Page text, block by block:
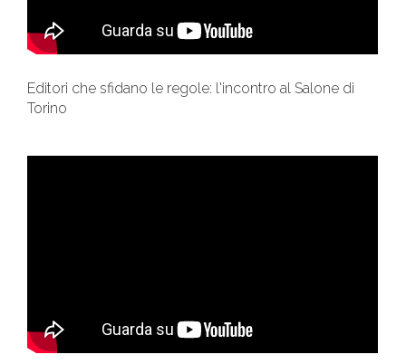
Editori che sfidano le regole: l'incontro al Salone di
Torino